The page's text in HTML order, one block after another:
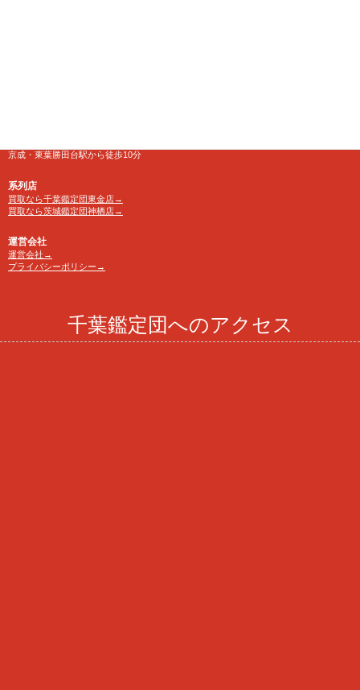
京成・東葉勝田台駅から徒歩10分
系列店
買取なら千葉鑑定団東金店→
買取なら茨城鑑定団神栖店→
運営会社
運営会社→
プライバシーポリシー→
千葉鑑定団へのアクセス